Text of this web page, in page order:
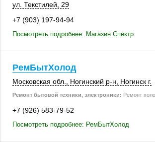
ул. Текстилей, 29
+7 (903) 197-94-94
Посмотреть подробнее: Магазин Спектр
РемБытХолод
Московская обл. Ногинский р-н Ногинск г.
Ремонт бытовой техники, электроники: Ремонт
+7 (926) 583-79-52
Посмотреть подробнее: РемБытХолод